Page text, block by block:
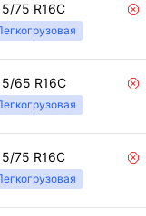
75 R16C
65 R16C
75 R16C